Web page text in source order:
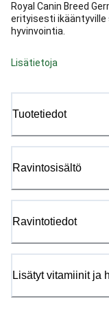
Royal Canin Breed
erityisesti ikääntyville
hyvinvointia.
Lisätietoja
Tuotetiedot
Ravintosisältö
Ravintotiedot
Lisätyt vitamiinit ja